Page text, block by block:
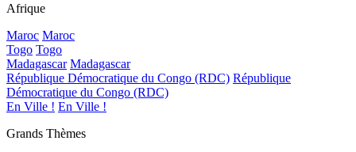
Afrique
Maroc Maroc
Togo Togo
Madagascar Madagascar
République Démocratique du Congo (RDC) République
Démocratique du Congo (RDC)
En Ville ! En Ville !
Grands Thèmes